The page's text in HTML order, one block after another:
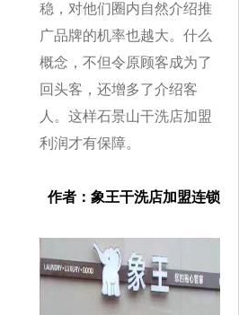
稳，对他们圈内自然介绍推
广品牌的机率也越大。什么
概念，不但令原顾客成为了
回头客，还增多了介绍客
人。这样石景山干洗店加盟
利润才有保障。
作者：象王干洗店加盟连锁